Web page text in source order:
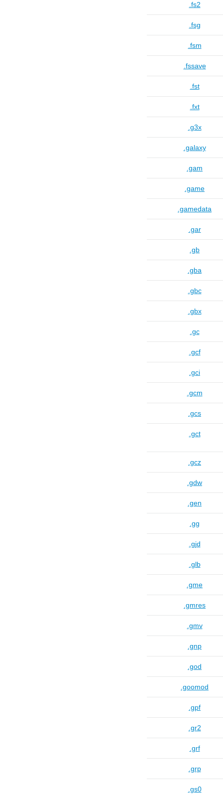
.fs2
.fsg
.fsm
.fssave
.fst
.fxt
.g3x
.galaxy
.gam
.game
.gamedata
.gar
.gb
.gba
.gbc
.gbx
.gc
.gcf
.gci
.gcm
.gcs
.gct
.gcz
.gdw
.gen
.gg
.gjd
.glb
.gme
.gmres
.gmv
.gnp
.god
.goomod
.gpf
.gr2
.grf
.grp
.gs0